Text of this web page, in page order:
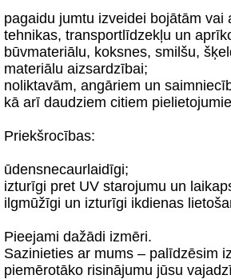
pagaidu jumtu izveidei bojātām vai
tehnikas, transportlīdzekļu un
būvmateriālu, koksnes, smilšu,
materiālu aizsardzībai;
noliktavām, angāriem un
kā arī daudziem citiem
Priekšrocības:
ūdensnecaurlaidīgi;
izturīgi pret UV starojumu un
ilgmūžīgi un izturīgi ikdienas
Pieejami dažādi izmēri.
Sazinieties ar mums – palīdzēsim
piemērotāko risinājumu jūsu